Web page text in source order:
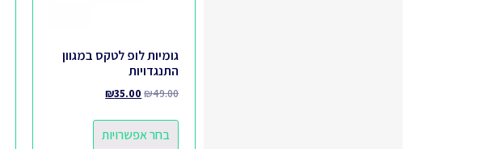
גומיות לופ לטקס במגוון
התנגדויות
₪49.00
₪35.00
בחר אפשרויות